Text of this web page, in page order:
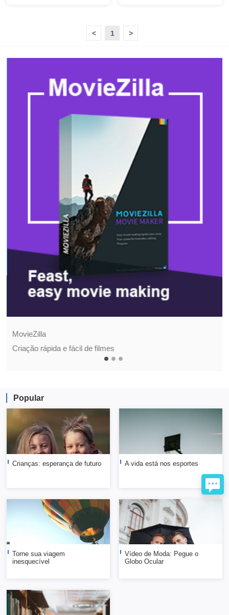
< 1 >
MovieZilla
Criação rápida e fácil de filmes
Popular
Crianças: esperança de futuro A vida está nos esportes
Torne sua viagem
inesquecível
Vídeo de Moda: Pegue o
Globo Ocular